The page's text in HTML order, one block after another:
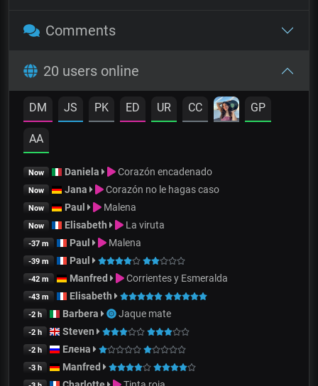
Comments
20 users online
DM JS PK ED UR CC GP
AA
Now Daniela Corazón encadenado
Now Jana Corazón no le hagas caso
Now Paul Malena
Now Elisabeth La viruta
-37 m Paul Malena
-39 m Paul
-42 m Manfred Corrientes y Esmeralda
-43 m Elisabeth
-2 h Barbera Jaque mate
-2 h Steven
-2 h Елена
-3 h Manfred